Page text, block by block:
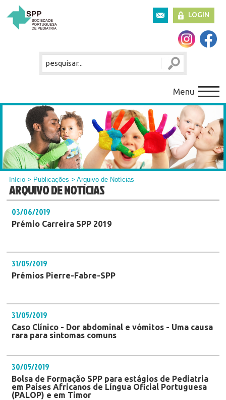
LOGIN
Menu
Início > Publicações > Arquivo de Notícias
ARQUIVO DE NOTÍCIAS
03/06/2019
Prémio Carreira SPP 2019
31/05/2019
Prémios Pierre-Fabre-SPP
31/05/2019
Caso Clínico - Dor abdominal e vómitos - Uma causa
rara para sintomas comuns
30/05/2019
Bolsa de Formação SPP para estágios de Pediatria
em Países Africanos de Língua Oficial Portuguesa
(PALOP) e em Timor